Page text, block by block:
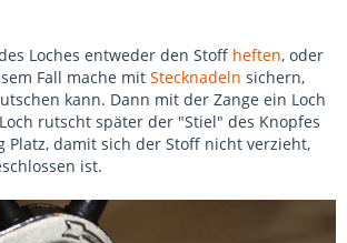
Loches entweder den Stoff heften, oder
Fall mache mit Stecknadeln sichern,
kann. Dann mit der Zange ein Loch
rutscht später der "Stiel" des Knopfes
Platz, damit sich der Stoff nicht verzieht,
ist.